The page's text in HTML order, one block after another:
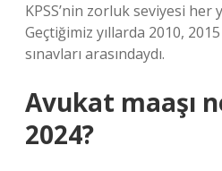
KPSS’nin zorluk seviyesi her
Geçtiğimiz yıllarda 2010,
sınavları arasındaydı.
Avukat maaşı
2024?